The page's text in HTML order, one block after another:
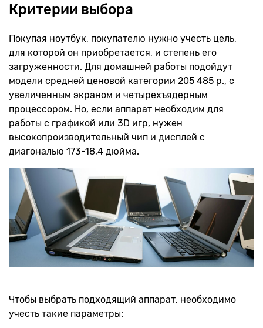
Критерии выбора
Покупая ноутбук, покупателю нужно учесть цель,
для которой он приобретается, и степень его
загруженности. Для домашней работы подойдут
модели средней ценовой категории 205 485 р., с
увеличенным экраном и четырехъядерным
процессором. Но, если аппарат необходим для
работы с графикой или 3D игр, нужен
высокопроизводительный чип и дисплей с
диагональю 173-18,4 дюйма.
Чтобы выбрать подходящий аппарат, необходимо
учесть такие параметры: